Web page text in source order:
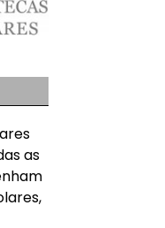
as